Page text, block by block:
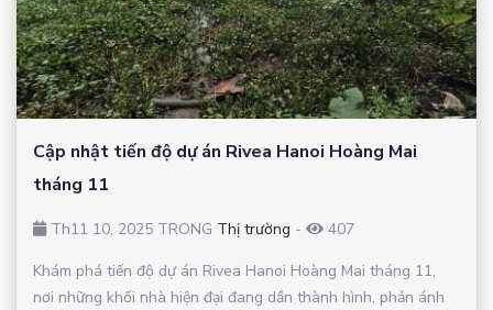
Cập nhật tiến độ dự án Rivea Hanoi Hoàng Mai
tháng 11
Th11 10, 2025 TRONG Thị trường -
407
Khám phá tiến độ dự án Rivea Hanoi Hoàng Mai tháng 11,
nơi những khối nhà hiện đại đang dần thành hình, phản ánh